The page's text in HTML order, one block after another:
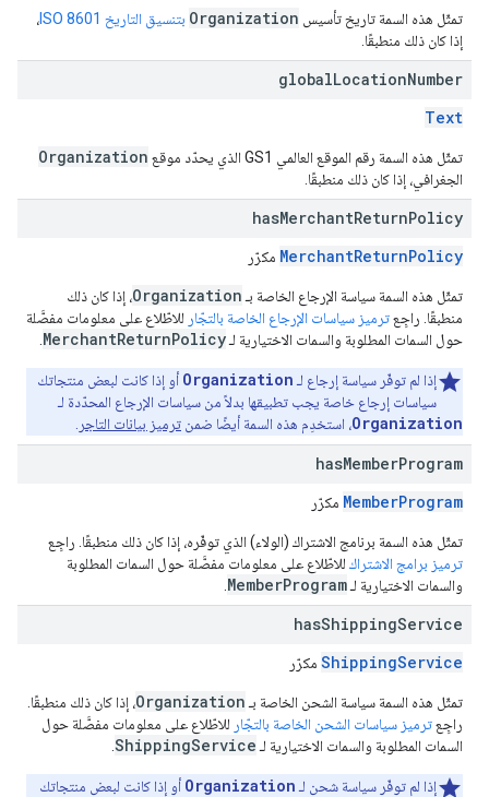
تمثّل هذه السمة تاريخ تأسيس Organization بتنسيق التاريخ ISO 8601
،
إذا كان ذلك منطبقًا.
globalLocationNumber
Text
تمثّل هذه السمة رقم الموقع العالمي GS1 الذي يحدّد موقع Organization
الجغرافي، إذا كان ذلك منطبقًا.
hasMerchantReturnPolicy
MerchantReturnPolicy مكرّر
تمثّل هذه السمة سياسة الإرجاع الخاصة بـ Organization، إذا كان ذلك
منطبقًا. راجِعترميز سياسات الإرجاع الخاصة بالتجّار للاطّلاع على معلومات مفصَّلة
حول السمات المطلوبة والسمات الاختيارية لـMerchantReturnPolicy
إذا لم توفّر سياسة إرجاع لـ Organization أو إذا كانت لبعض منتجاتك
سياسات إرجاع خاصة يجب تطبيقها بدلاً من سياسات الإرجاع المحدّدة لـ
Organization، استخدِم هذه السمة أيضًا ضمن ترميز بيانات التاجر
hasMemberProgram
MemberProgram مكرّر
تمثّل هذه السمة برنامج الاشتراك (الولاء) الذي توفّره، إذا كان ذلك منطبقًا. راجِع
ترميز برامج الاشتراك للاطّلاع على معلومات مفصَّلة حول السمات المطلوبة
والسمات الاختيارية لـMemberProgram
hasShippingService
ShippingService مكرّر
تمثّل هذه السمة سياسة الشحن الخاصة بـ Organization، إذا كان ذلك منطبقًا.
راجِعترميز سياسات الشحن الخاصة بالتجّار للاطّلاع على معلومات مفصَّلة حول
السمات المطلوبة والسمات الاختيارية لـ ShippingService
إذا لم توفّر سياسة شحن لـ Organization أو إذا كانت لبعض منتجاتك